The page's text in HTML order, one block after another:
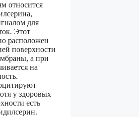
относится
для
Этот
расположен
поверхности
а при
на
у здоровых
есть